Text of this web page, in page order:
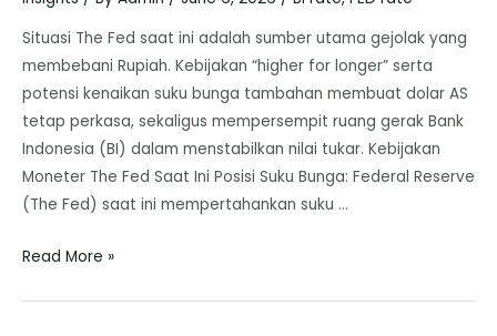
Situasi The Fed saat ini adalah sumber utama gejolak yang
membebani Rupiah. Kebijakan “higher for longer” serta
potensi kenaikan suku bunga tambahan membuat dolar AS
tetap perkasa, sekaligus mempersempit ruang gerak Bank
Indonesia (BI) dalam menstabilkan nilai tukar. Kebijakan
Moneter The Fed Saat Ini Posisi Suku Bunga: Federal Reserve
(The Fed) saat ini mempertahankan suku …
Read More »